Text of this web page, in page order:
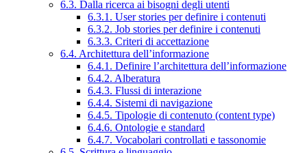
6.3. Dalla ricerca ai bisogni degli utenti
6.3.1. User stories per definire i contenuti
6.3.2. Job stories per definire i contenuti
6.3.3. Criteri di accettazione
6.4. Architettura dell’informazione
6.4.1. Definire l’architettura dell’informazione
6.4.2. Alberatura
6.4.3. Flussi di interazione
6.4.4. Sistemi di navigazione
6.4.5. Tipologie di contenuto (content type)
6.4.6. Ontologie e standard
6.4.7. Vocabolari controllati e tassonomie